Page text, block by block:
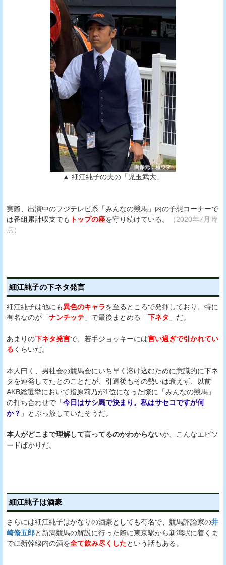
▲ 細江純子の夫の「児玉武大」
実際、出演中のフジテレビ系「みんなの競馬」内の予想コーナーで
は番組累計収支でも トップの座を守り続けている。
（2020年7月時
点）
細江純子の下ネタ発言
細江純子は他にも異色のキャラを至るところで発揮しており、特に
有名なのが「ナンチッテ 」で最後まとめる「下ネタ 」だ。
あまりの下ネタ発言で、若手ジョッキーには言い過ぎで引かれてい
る くらいだ。
本人曰く、男社会の競馬会にいち早く溶け込むために意識的に下ネ
タを連発してたとのことだが、引退後もその勢いは衰えず、以前
AKB総選挙において指原莉乃が1位になった際に「みんなの競馬」
の打ち合わせで「今日はサシ馬で決まり。私はサセコですが何
か？ 」とぶっ放していたそうだ。
本人がどこまで理解して言ってるのかわからないが、こんなエピソ
ードばかりだ。
細江純子は酒豪
さらには細江純子はかなりの酒豪としても有名で、競馬評論家の井
崎脩五郎と新潟競馬の解説に行った際に東京駅から新潟駅に着くま
でに新幹線内の酒を全て飲み尽くしたという話もある。